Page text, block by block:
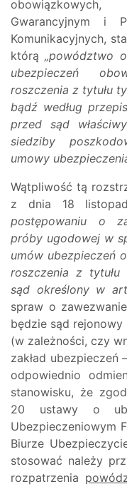
obowiązkowych,
Gwarancyjnym i
Komunikacyjnych,
którą„powództwo
ubezpieczeń
roszczenia z tytułu
bądź według
przed sąd
siedziby
umowy
Wątpliwość tą
z dnia 18
postępowaniu o
próby ugodowej w
umów ubezpieczeń
roszczenia z tytułu
sąd określony w
spraw o
będzie sąd
(w zależności, czy
zakład ubezpieczeń
odpowiednio
stanowisku, że
20 ustawy o
Ubezpieczeniowym
Biurze
stosować należy
rozpatrzenia